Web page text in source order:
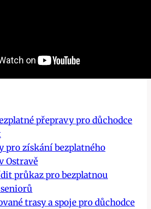
přepravy pro důchodce
pro získání bezplatného
Ostravě
průkaz pro bezplatnou
trasy a spoje pro důchodce